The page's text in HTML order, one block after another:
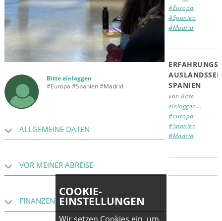
Bitte einloggen
#Europa #Spanien #Madrid
ALLGEMEINE DATEN
VOR MEINER ABREISE
FINANZEN
#Europa
#Spanien
#Madrid
SPANIEN
vonBitte
einloggen...
#Europa
#Spanien
#Madrid
COOKIE-
EINSTELLUNGEN